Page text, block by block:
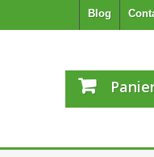
Blog